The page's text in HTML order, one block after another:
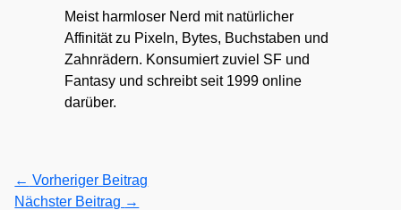
Meist harmloser Nerd mit natürlicher
Affinität zu Pixeln, Bytes, Buchstaben und
Zahnrädern. Konsumiert zuviel SF und
Fantasy und schreibt seit 1999 online
darüber.
← Vorheriger Beitrag
Nächster Beitrag →